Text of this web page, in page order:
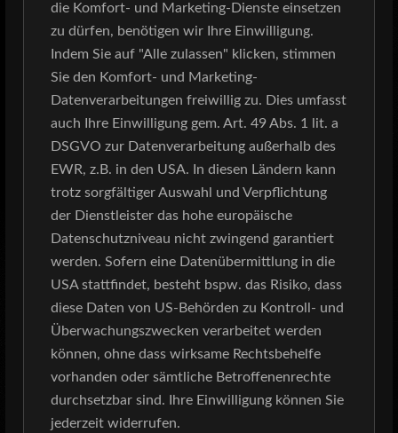
die Komfort- und Marketing-Dienste einsetzen
zu dürfen, benötigen wir Ihre Einwilligung.
Indem Sie auf "Alle zulassen" klicken, stimmen
Sie den Komfort- und Marketing-
Datenverarbeitungen freiwillig zu. Dies umfasst
auch Ihre Einwilligung gem. Art. 49 Abs. 1 lit. a
DSGVO zur Datenverarbeitung außerhalb des
EWR, z.B. in den USA. In diesen Ländern kann
trotz sorgfältiger Auswahl und Verpflichtung
der Dienstleister das hohe europäische
Datenschutzniveau nicht zwingend garantiert
werden. Sofern eine Datenübermittlung in die
USA stattfindet, besteht bspw. das Risiko, dass
diese Daten von US-Behörden zu Kontroll- und
Überwachungszwecken verarbeitet werden
können, ohne dass wirksame Rechtsbehelfe
vorhanden oder sämtliche Betroffenenrechte
durchsetzbar sind. Ihre Einwilligung können Sie
jederzeit widerrufen.